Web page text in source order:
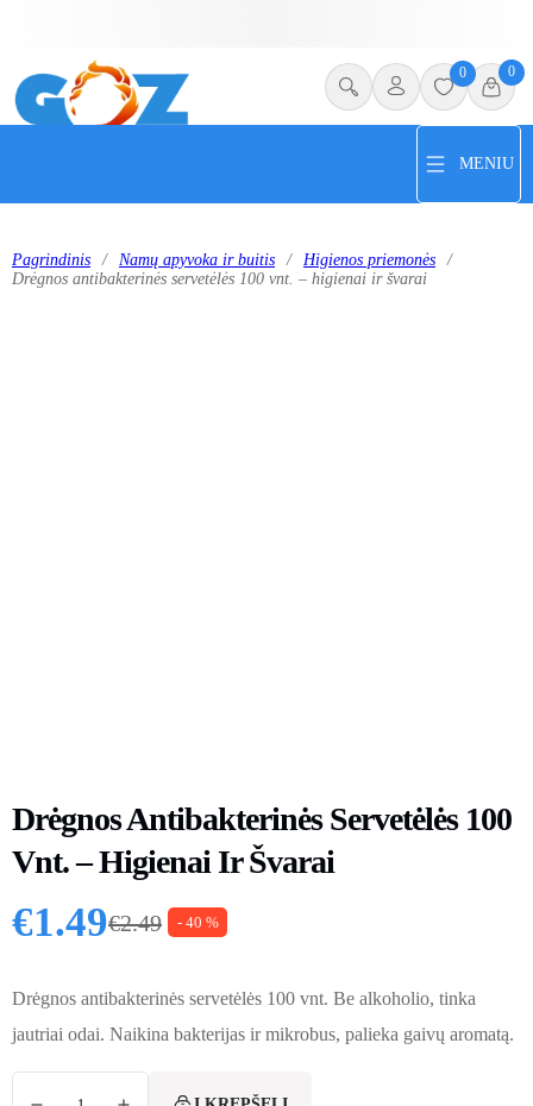
0 0
MENIU
Pagrindinis / Namų apyvoka ir buitis / Higienos priemonės
/
Drėgnos antibakterinės servetėlės 100 vnt. – higienai ir švarai
Drėgnos Antibakterinės Servetėlės 100
Vnt. – Higienai Ir Švarai
€2.49
Original price was: €2.49.
€1.49
Current price is: €1.49.
- 40 %
Drėgnos antibakterinės servetėlės 100 vnt. Be alkoholio, tinka
jautriai odai. Naikina bakterijas ir mikrobus, palieka gaivų aromatą.